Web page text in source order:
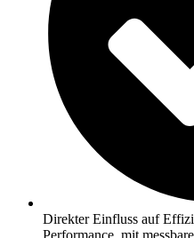
Direkter Einfluss auf